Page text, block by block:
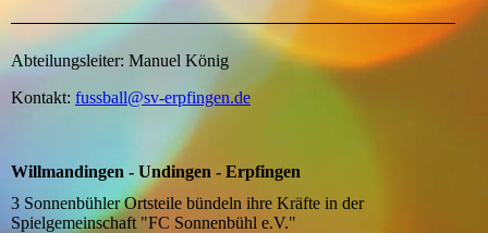
Abteilungsleiter: Manuel König
Kontakt: fussball@sv-erpfingen.de
Willmandingen - Undingen - Erpfingen
3 Sonnenbühler Ortsteile bündeln ihre Kräfte in der
Spielgemeinschaft "FC Sonnenbühl e.V."